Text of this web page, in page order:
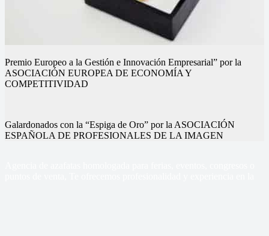
Premio Europeo a la Gestión e Innovación Empresarial” por la
ASOCIACIÓN EUROPEA DE ECONOMÍA Y
COMPETITIVIDAD
Galardonados con la “Espiga de Oro” por la ASOCIACIÓN
ESPAÑOLA DE PROFESIONALES DE LA IMAGEN